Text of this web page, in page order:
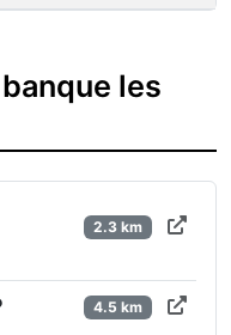
les
2.3 km
4.5 km